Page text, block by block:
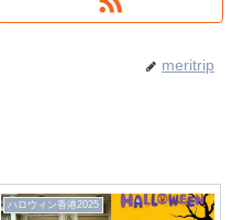
meritrip
ハロウィン香港2025